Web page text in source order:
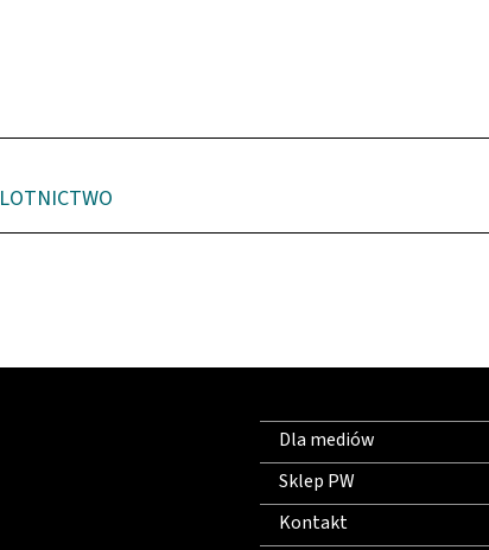
LOTNICTWO
Dla mediów
Sklep PW
Kontakt